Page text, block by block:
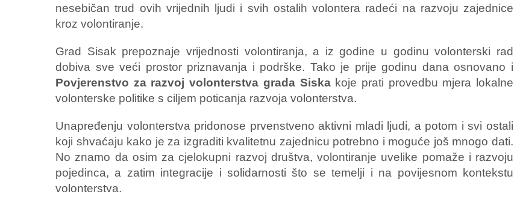
nesebičan trud ovih vrijednih ljudi i svih ostalih volontera radeći na razvoju zajednice
kroz volontiranje.
Grad Sisak prepoznaje vrijednosti volontiranja, a iz godine u godinu volonterski rad
dobiva sve veći prostor priznavanja i podrške. Tako je prije godinu dana osnovano i
Povjerenstvo za razvoj volonterstva grada Siskakoje prati provedbu mjera lokalne
volonterske politike s ciljem poticanja razvoja volonterstva.
Unapređenju volonterstva pridonose prvenstveno aktivni mladi ljudi, a potom i svi ostali
koji shvaćaju kako je za izgraditi kvalitetnu zajednicu potrebno i moguće još mnogo dati.
No znamo da osim za cjelokupni razvoj društva, volontiranje uvelike pomaže i razvoju
pojedinca, a zatim integracije i solidarnosti što se temelji i na povijesnom kontekstu
volonterstva.